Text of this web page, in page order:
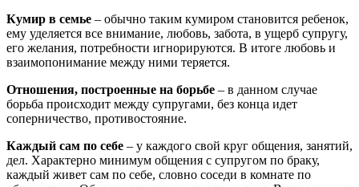
Кумир в семье – обычно таким кумиром становится ребенок,
ему уделяется все внимание, любовь, забота, в ущерб супругу,
его желания, потребности игнорируются. В итоге любовь и
взаимопонимание между ними теряется.
Отношения, построенные на борьбе – в данном случае
борьба происходит между супругами, без конца идет
соперничество, противостояние.
Каждый сам по себе – у каждого свой круг общения, занятий,
дел. Характерно минимум общения с супругом по браку,
каждый живет сам по себе, словно соседи в комнате по